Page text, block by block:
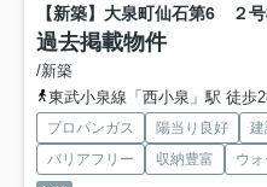
過去掲載物件
/新築
東武小泉線「西小泉」駅 徒歩
プロパンガス 陽当り良好
バリアフリー
収納豊富
ウ